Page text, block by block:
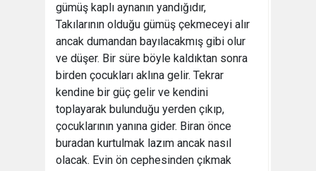
gümüş kaplı aynanın yandığıdır,
Takılarının olduğu gümüş çekmeceyi alır
ancak dumandan bayılacakmış gibi olur
ve düşer. Bir süre böyle kaldıktan sonra
birden çocukları aklına gelir. Tekrar
kendine bir güç gelir ve kendini
toplayarak bulunduğu yerden çıkıp,
çocuklarının yanına gider. Biran önce
buradan kurtulmak lazım ancak nasıl
olacak. Evin ön cephesinden çıkmak